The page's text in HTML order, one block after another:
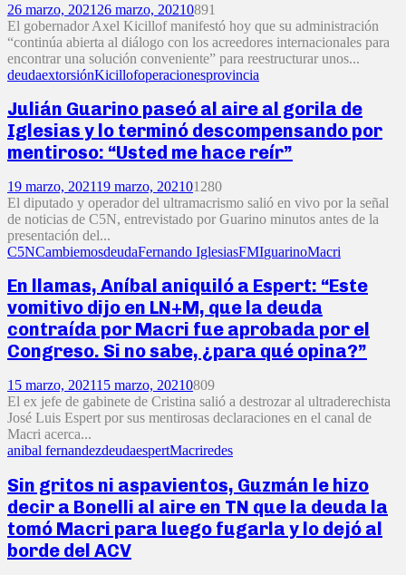
26 marzo, 2021 26 marzo, 20210891
El gobernador Axel Kicillof manifestó hoy que su administración
“continúa abierta al diálogo con los acreedores internacionales para
encontrar una solución conveniente” para reestructurar unos...
deudaextorsiónKicillofoperacionesprovincia
Julián Guarino paseó al aire al gorila de
Iglesias y lo terminó descompensando por
mentiroso: “Usted me hace reír”
19 marzo, 202119 marzo, 202101280
El diputado y operador del ultramacrismo salió en vivo por la señal
de noticias de C5N, entrevistado por Guarino minutos antes de la
presentación del...
C5NCambiemosdeudaFernando IglesiasFMIguarinoMacri
En llamas, Aníbal aniquiló a Espert: “Este
vomitivo dijo en LN+M, que la deuda
contraída por Macri fue aprobada por el
Congreso. Si no sabe, ¿para qué opina?”
15 marzo, 202115 marzo, 20210809
El ex jefe de gabinete de Cristina salió a destrozar al ultraderechista
José Luis Espert por sus mentirosas declaraciones en el canal de
Macri acerca...
anibal fernandezdeudaespertMacriredes
Sin gritos ni aspavientos, Guzmán le hizo
decir a Bonelli al aire en TN que la deuda la
tomó Macri para luego fugarla y lo dejó al
borde del ACV